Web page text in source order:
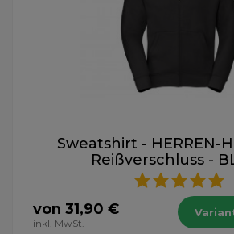
Sweatshirt - HERREN-
Reißverschluss -
von 31,90 €
inkl. MwSt.